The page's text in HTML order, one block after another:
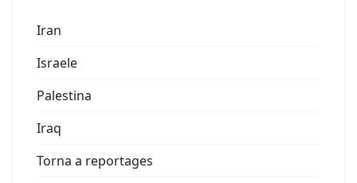
Iran
Israele
Palestina
Iraq
Torna a reportages